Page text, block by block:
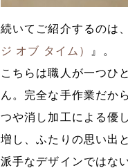
続いてご紹介するのは
ジ オブ タイム）
』。
こちらは職人が一つひ
ん。完全な手作業だか
つや消し加工による優
増し、ふたりの思い出
派手なデザインではな